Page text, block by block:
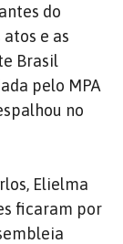
do
e as
Brasil
pelo MPA
no
Elielma
ficaram por